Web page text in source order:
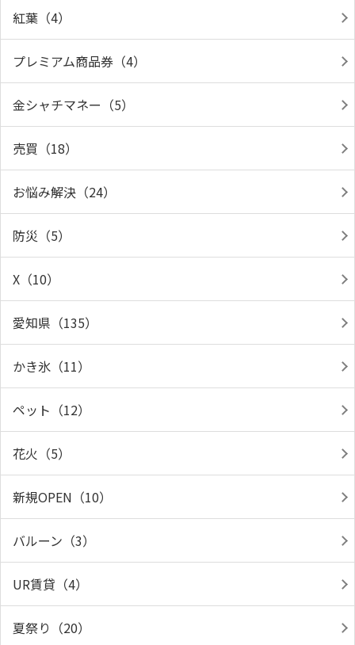
紅葉（4）
プレミアム商品券（4）
金シャチマネー（5）
売買（18）
お悩み解決（24）
防災（5）
X（10）
愛知県（135）
かき氷（11）
ペット（12）
花火（5）
新規OPEN（10）
バルーン（3）
UR賃貸（4）
夏祭り（20）